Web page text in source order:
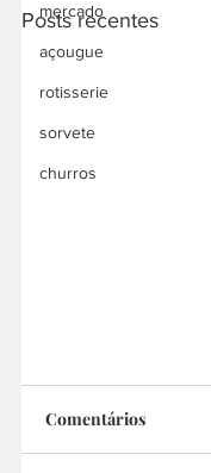
mercado
açougue
rotisserie
sorvete
churros
Posts recentes
Comentários